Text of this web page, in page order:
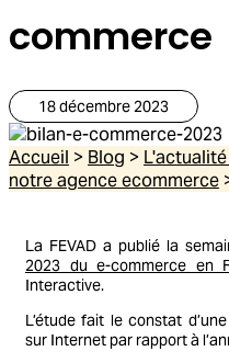
commerce
18 décembre 2023
Accueil > Blog >
notre agence ecommerce
La FEVAD a publié la
2023 du e-commerce en
Interactive.
L’étude fait le constat
sur Internet par rapport à